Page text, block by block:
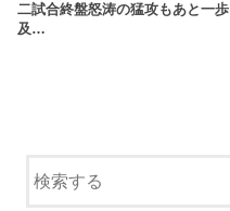
二試合終盤怒涛の猛攻もあと一歩
及…